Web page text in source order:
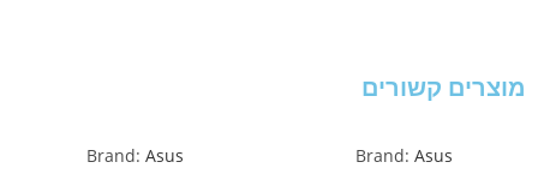
מוצרים קשורים
Brand: Asus
Brand: Asus